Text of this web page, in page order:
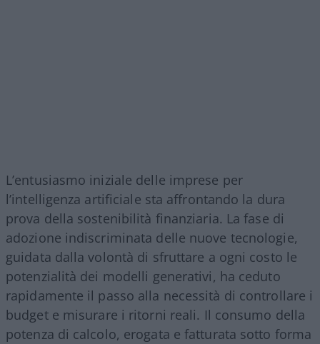
L’entusiasmo iniziale delle imprese per
l’intelligenza artificiale sta affrontando la dura
prova della sostenibilità finanziaria. La fase di
adozione indiscriminata delle nuove tecnologie,
guidata dalla volontà di sfruttare a ogni costo le
potenzialità dei modelli generativi, ha ceduto
rapidamente il passo alla necessità di controllare i
budget e misurare i ritorni reali. Il consumo della
potenza di calcolo, erogata e fatturata sotto forma